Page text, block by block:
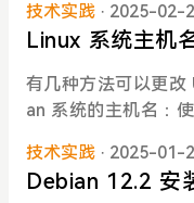
内容更改为以下内容
文：
配置文件更改语言
ctl set-locale
esclaude 3.5
技术实践 · 2025-02-
Linux 系统主机
有几种方法可以更
an 系统的主机名：
hostnamectl # 设置新主机名 sud
o hostnamectl set-
技术实践 · 2025-01-
Debian 12.2 安